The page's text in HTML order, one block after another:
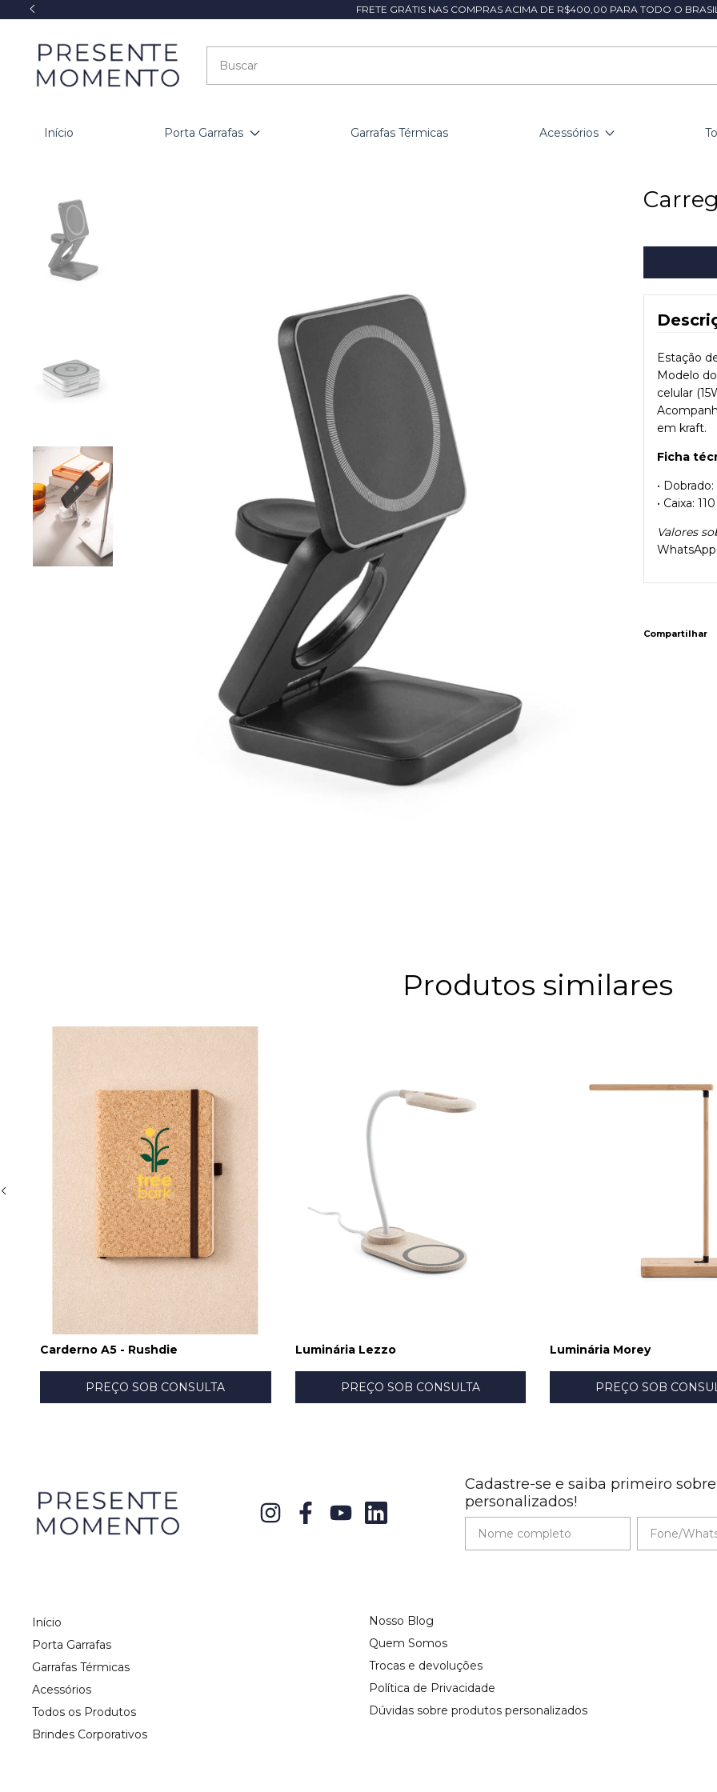
FRETE GRÁTIS NAS COMPRAS ACIMA DE R$400,00 PARA TODO O
Início Porta Garrafas Garrafas Térmicas Acessórios
Estação
Modelo
celular
em kraft.
Ficha
•
• Caixa:
Valores
WhatsApp.
Compartilhar
Produtos similares
Carderno A5 - Rushdie
PREÇO SOB CONSULTA
Luminária Lezzo
PREÇO SOB CONSULTA
Luminária Morey
PREÇO SOB
Cadastre-se e saiba primeiro
personalizados!
Início
Porta Garrafas
Garrafas Térmicas
Acessórios
Todos os Produtos
Brindes Corporativos
Nosso Blog
Quem Somos
Trocas e devoluções
Política de Privacidade
Dúvidas sobre produtos personalizados